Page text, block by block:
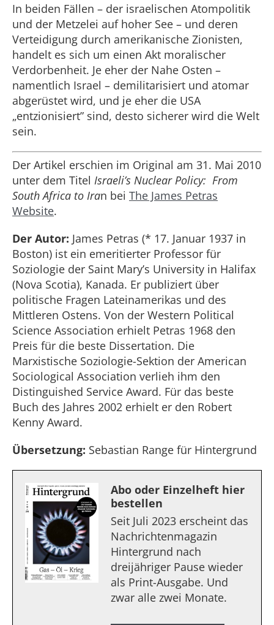
In beiden Fällen – der israelischen Atompolitik
und der Metzelei auf hoher See – und deren
Verteidigung durch amerikanische Zionisten,
handelt es sich um einen Akt moralischer
Verdorbenheit. Je eher der Nahe Osten –
namentlich Israel – demilitarisiert und atomar
abgerüstet wird, und je eher die USA
„entzionisiert” sind, desto sicherer wird die Welt
sein.
Der Artikel erschien im Original am 31. Mai 2010
unter dem Titel Israeli’s Nuclear Policy: From
South Africa to Iran bei The James Petras
Website.
Der Autor: James Petras (* 17. Januar 1937 in
Boston) ist ein emeritierter Professor für
Soziologie der Saint Mary’s University in Halifax
(Nova Scotia), Kanada. Er publiziert über
politische Fragen Lateinamerikas und des
Mittleren Ostens. Von der Western Political
Science Association erhielt Petras 1968 den
Preis für die beste Dissertation. Die
Marxistische Soziologie-Sektion der American
Sociological Association verlieh ihm den
Distinguished Service Award. Für das beste
Buch des Jahres 2002 erhielt er den Robert
Kenny Award.
Übersetzung: Sebastian Range für Hintergrund
Abo oder Einzelheft hier
bestellen
Seit Juli 2023 erscheint das
Nachrichtenmagazin
Hintergrund nach
dreijähriger Pause wieder
als Print-Ausgabe. Und
zwar alle zwei Monate.